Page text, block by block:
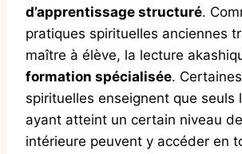
d’apprentissage structuré.
pratiques spirituelles anciennes
maître à élève, la lecture
formation spécialisée.
spirituelles enseignent que seuls
ayant atteint un certain niveau
intérieure peuvent y accéder en